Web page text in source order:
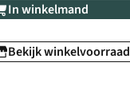
In winkelmand
Bekijk winkelvoorraad